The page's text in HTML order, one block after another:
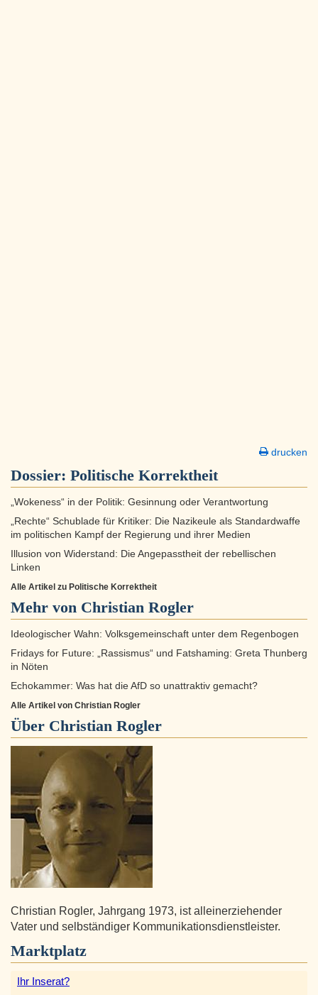
drucken
Dossier: Politische Korrektheit
„Wokeness“ in der Politik: Gesinnung oder Verantwortung
„Rechte“ Schublade für Kritiker: Die Nazikeule als Standardwaffe
im politischen Kampf der Regierung und ihrer Medien
Illusion von Widerstand: Die Angepasstheit der rebellischen
Linken
Alle Artikel zu Politische Korrektheit
Mehr von Christian Rogler
Ideologischer Wahn: Volksgemeinschaft unter dem Regenbogen
Fridays for Future: „Rassismus“ und Fatshaming: Greta Thunberg
in Nöten
Echokammer: Was hat die AfD so unattraktiv gemacht?
Alle Artikel von Christian Rogler
Über Christian Rogler
Christian Rogler, Jahrgang 1973, ist alleinerziehender
Vater und selbständiger Kommunikationsdienstleister.
Marktplatz
Ihr Inserat?